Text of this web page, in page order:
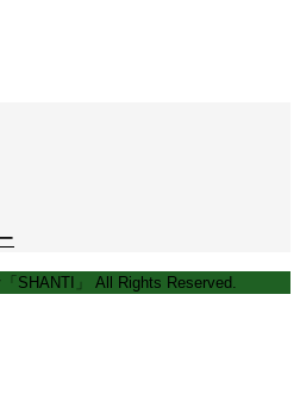
SHANTI」 All Rights Reserved.